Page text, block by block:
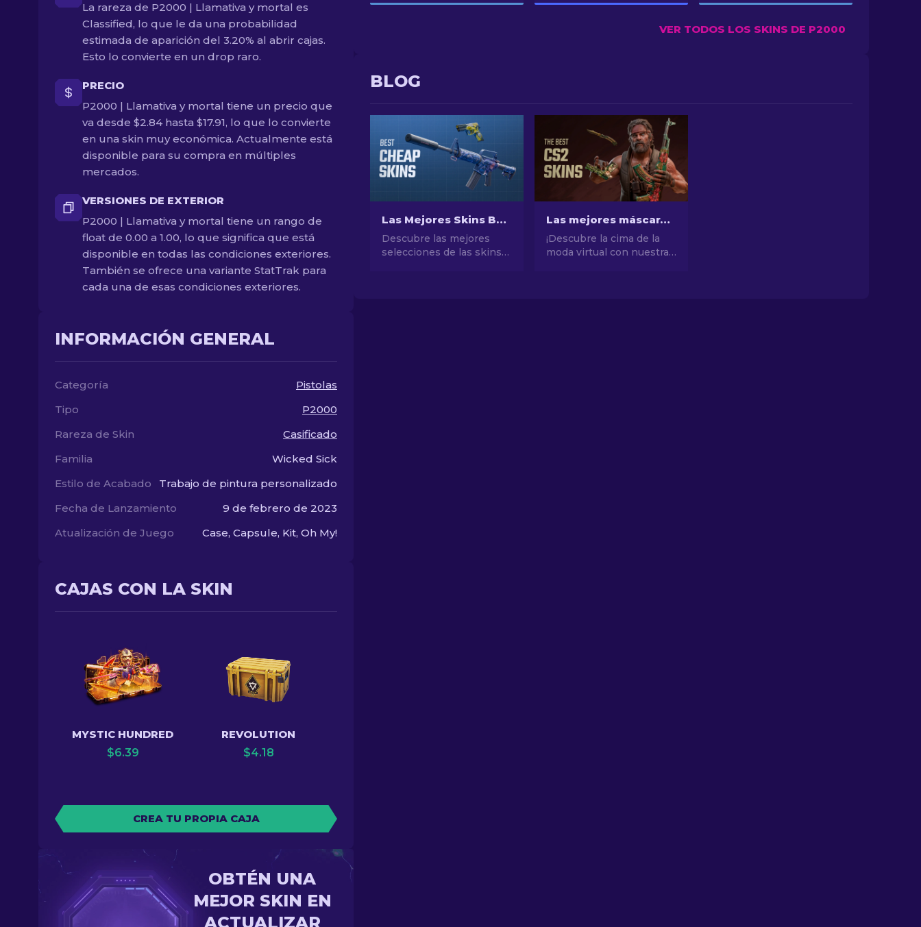
La rareza de P2000 | Llamativa y mortal es
Classified, lo que le da una probabilidad
estimada de aparición del 3.20% al abrir cajas.
Esto lo convierte en un drop raro.
PRECIO
P2000 | Llamativa y mortal tiene un precio que
va desde $2.84 hasta $17.91, lo que lo convierte
en una skin muy económica. Actualmente está
disponible para su compra en múltiples
mercados.
VERSIONES DE EXTERIOR
P2000 | Llamativa y mortal tiene un rango de
float de 0.00 a 1.00, lo que significa que está
disponible en todas las condiciones exteriores.
También se ofrece una variante StatTrak para
cada una de esas condiciones exteriores.
INFORMACIÓN GENERAL
Categoría
Pistolas
Tipo
P2000
Rareza de Skin
Casificado
Familia
Wicked Sick
Estilo de Acabado
Trabajo de pintura personalizado
Fecha de Lanzamiento
9 de febrero de 2023
Atualización de Juego
Case, Capsule, Kit, Oh My!
CAJAS CON LA SKIN
MYSTIC HUNDRED
$6.39
REVOLUTION
$4.18
CREA TU PROPIA CAJA
OBTÉN UNA
MEJOR SKIN EN
ACTUALIZAR
VER TODOS LOS SKINS DE P2000
BLOG
Las Mejores Skins Baratas de CS2 [2026]
Descubre las mejores
selecciones de las skins
Las mejores máscaras de CS2 [2026]
¡Descubre la cima de la
moda virtual con nuestra